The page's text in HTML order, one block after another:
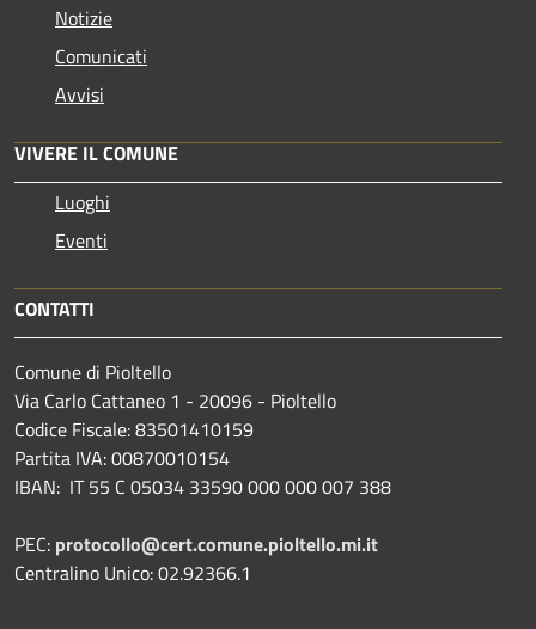
Notizie
Comunicati
Avvisi
VIVERE IL COMUNE
Luoghi
Eventi
CONTATTI
Comune di Pioltello
Via Carlo Cattaneo 1 - 20096 - Pioltello
Codice Fiscale: 83501410159
Partita IVA: 00870010154
IBAN: IT 55 C 05034 33590 000 000 007 388
PEC: protocollo@cert.comune.pioltello.mi.it
Centralino Unico: 02.92366.1